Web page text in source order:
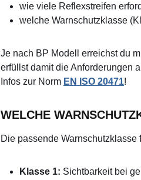
wie viele Reflexstreifen
welche Warnschutzklasse
Je nach BP Modell erreichst du
erfüllst damit die Anforderungen
Infos zur Norm EN ISO 20471!
WELCHE
Die passende
Klasse 1: Sichtbarkeit bei